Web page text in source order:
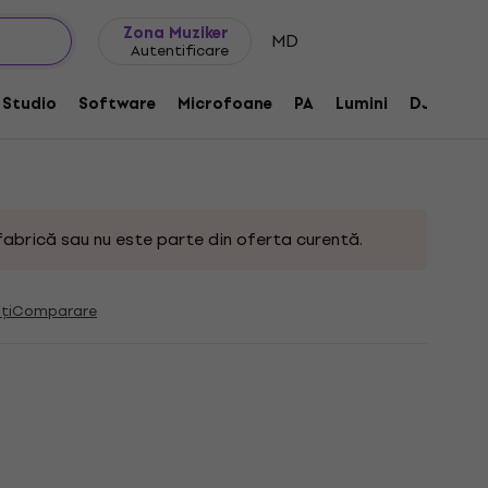
Zona Muziker
Autentificare MD
Studio Software Microfoane PA Lumini DJ
Tom Holder for Saturn Black Chrome
sau nu este parte din oferta curentă.
Comparare